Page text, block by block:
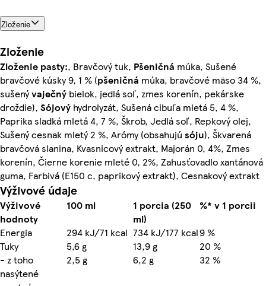
Zloženie
Zloženie
Zloženie pasty:, Bravčový tuk, Pšeničná múka, Sušené
bravčové kúsky 9, 1 % (pšeničná múka, bravčové mäso 34 %,
sušenývaječný bielok, jedlá soľ, zmes korenín, pekárske
droždie), Sójový hydrolyzát, Sušená cibuľa mletá 5, 4 %,
Paprika sladká mletá 4, 7 %, Škrob, Jedlá soľ, Repkový olej,
Sušený cesnak mletý 2 %, Arómy (obsahujú sóju), Škvarená
bravčová slanina, Kvasnicový extrakt, Majorán 0, 4%, Zmes
korenín, Čierne korenie mleté 0, 2%, Zahusťovadlo xantánová
guma, Farbivá (E150 c, paprikový extrakt), Cesnakový extrakt
Výživové údaje
Výživové
hodnoty
100 ml
1 porcia (250
ml)
%* v 1 porcii
Energia
294 kJ/71 kcal 734 kJ/177 kcal9 %
Tuky
5,6 g 13,9 g
20 %
- z toho
nasýtené
2,5 g 6,2 g 32 %